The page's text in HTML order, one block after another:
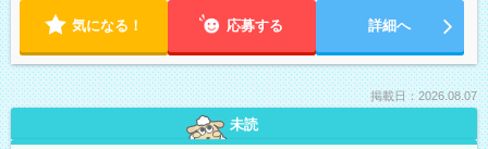
気になる！ 応募する 詳細へ
掲載日：2026.08.07
未読